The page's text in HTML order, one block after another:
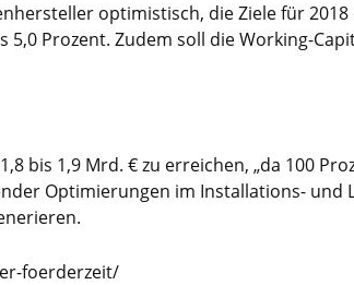
optimistisch, die Ziele für
Prozent. Zudem soll die Working-
bis 1,9 Mrd. € zu erreichen, „da 100
Optimierungen im Installations- und
foerderzeit/